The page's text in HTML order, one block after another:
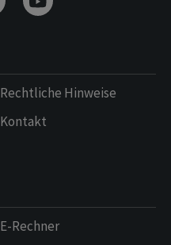
Rechtliche Hinweise
Kontakt
E-Rechner